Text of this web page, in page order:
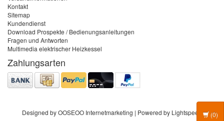
Kontakt
Sitemap
Kundendienst
Download Prospekte / Bedienungsanleitungen
Fragen und Antworten
Multimedia elektrischer Heizkessel
Zahlungsarten
Designed byOOSEOO Internetmarketing | Powered by Lightspeed (0)